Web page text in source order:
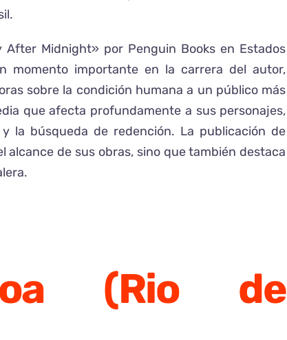
Midnight» por Penguin Books en Estados
momento importante en la carrera del autor,
sobre la condición humana a un público más
que afecta profundamente a sus personajes,
la búsqueda de redención. La publicación de
de sus obras, sino que también destaca
(Rio de